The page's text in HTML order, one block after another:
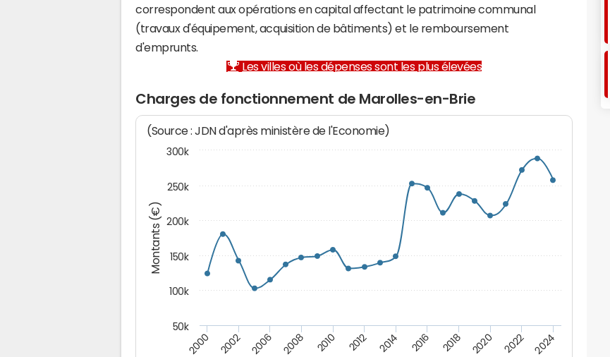
correspondent aux opérations en capital affectant le patrimoine communal
(travaux d'équipement, acquisition de bâtiments) et le remboursement
d'emprunts.
Les villes où les dépenses sont les plus élevées
Charges de fonctionnement de Marolles-en-Brie
Montants (€)
(Source : JDN d'après ministère de l'Economie)
2000 2002 2006 2008 2010 2012 2014 2016 2018 2020 2022 2024
50k
100k
150k
200k
250k
300k